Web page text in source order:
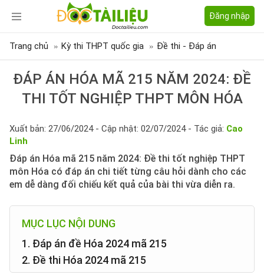
Đăng nhập
Trang chủ Kỳ thi THPT quốc gia Đề thi - Đáp án
ĐÁP ÁN HÓA MÃ 215 NĂM 2024: ĐỀ
THI TỐT NGHIỆP THPT MÔN HÓA
Xuất bản: 27/06/2024 - Cập nhật: 02/07/2024 - Tác giả: Cao
Linh
Đáp án Hóa mã 215 năm 2024: Đề thi tốt nghiệp THPT
môn Hóa có đáp án chi tiết từng câu hỏi dành cho các
em dễ dàng đối chiếu kết quả của bài thi vừa diễn ra.
MỤC LỤC NỘI DUNG
1. Đáp án đề Hóa 2024 mã 215
2. Đề thi Hóa 2024 mã 215